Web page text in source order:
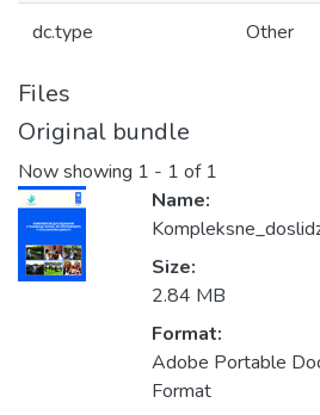
dc.type Other
Files
Original bundle
Now showing 1 - 1 of 1
Name:
Size:
2.84 MB
Format:
Adobe Portable
Format